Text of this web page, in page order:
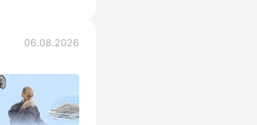
06.08.2026